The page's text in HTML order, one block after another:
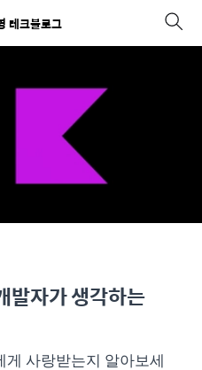
테크블로그
발자가 생각하는
게 사랑받는지 알아보세